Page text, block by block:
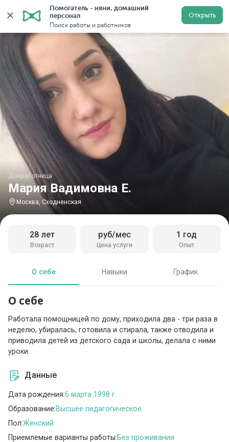
Помогатель - няни, домашний
персонал
Поиск работы и работников
Открыть
Главная Домработницы Домработницы в Москве
Мария Вадимовна Е.
Домработница
Москва, Сходненская
Возраст
28 лет
Цена услуги
руб/мес
Опыт
1 год
О себе Навыки График
О себе
Работала помощницей по дому, приходила два - три раза в
неделю, убиралась, готовила и стирала, также отводила и
приводила детей из детского сада и школы, делала с ними
уроки.
Данные
Дата рождения:6 марта 1998 г.
Образование:Высшее педагогическое
Пол:Женский
Приемлемые варианты работы:Без проживания